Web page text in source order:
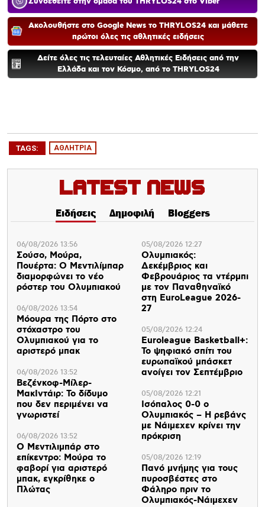
Ακολουθήστε στο Google News το THRYLOS24 και μάθετε
πρώτοι όλες τις αθλητικές ειδήσεις
Δείτε όλες τις τελευταίες Αθλητικές Ειδήσεις από την
Ελλάδα και τον Κόσμο, από το THRYLOS24
TAGS: ΑΘΛΗΤΡΙΑ
Latest News
Ειδήσεις Δημοφιλή Bloggers
06/08/2026 13:56
Σούσο, Μούρα,
Πουέρτα: Ο Μεντιλίμπαρ
διαμορφώνει το νέο
ρόστερ του Ολυμπιακού
06/08/2026 13:54
Μόουρα της Πόρτο στο
στόχαστρο του
Ολυμπιακού για το
αριστερό μπακ
06/08/2026 13:52
Βεζένκοφ-Μίλερ-
ΜακΙντάιρ: Το δίδυμο
που δεν περιμένει να
γνωριστεί
06/08/2026 13:52
Ο Μεντιλιμπάρ στο
επίκεντρο: Μούρα το
φαβορί για αριστερό
μπακ, εγκρίθηκε ο
Πλώτας
05/08/2026 12:27
Ολυμπιακός:
Δεκέμβριος και
Φεβρουάριος τα ντέρμπι
με τον Παναθηναϊκό
στη EuroLeague 2026-
27
05/08/2026 12:24
Euroleague Basketball+:
Το ψηφιακό σπίτι του
ευρωπαϊκού μπάσκετ
ανοίγει τον Σεπτέμβριο
05/08/2026 12:21
Ισόπαλος 0-0 ο
Ολυμπιακός – Η ρεβάνς
με Νάιμεχεν κρίνει την
πρόκριση
05/08/2026 12:19
Πανό μνήμης για τους
πυροσβέστες στο
Φάληρο πριν το
Ολυμπιακός-Νάιμεχεν